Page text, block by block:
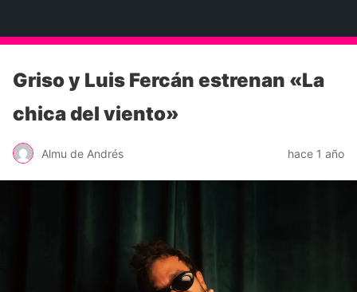
Griso y Luis Fercán estrenan «La
chica del viento»
Almu de Andrés hace 1 año